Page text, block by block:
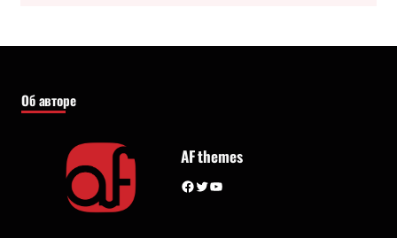
к
Об авторе
AF themes
Facebook Twitter YouTube